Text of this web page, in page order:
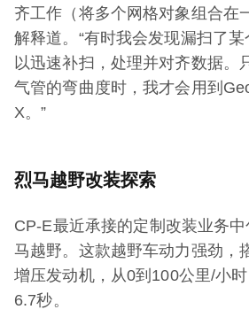
齐工作（将多个网格对象组合在
解释道。“有时我会发现漏扫了
以迅速补扫，处理并对齐数据。
气管的弯曲度时，我才会用到
X。”
烈马越野改装探索
CP-E最近承接的定制改装业务
马越野。这款越野车动力强劲，
增压发动机，从0到100公里/小
6.7秒。